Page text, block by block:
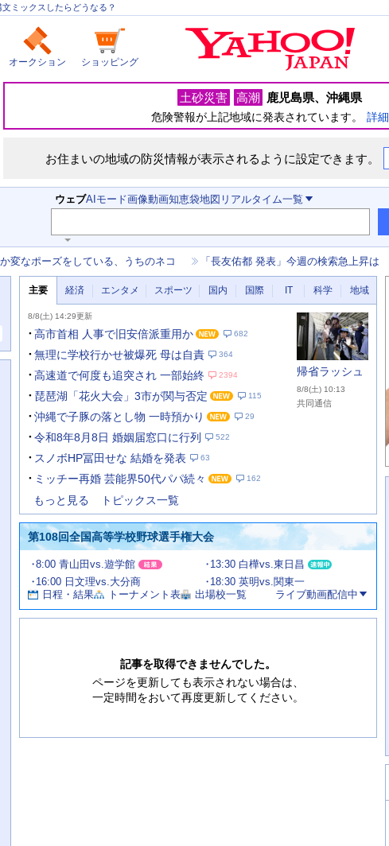
ミックスしたらどうなる？
オークション ショッピング
災
土砂災害 高潮 鹿児島県 沖縄県
危険警報が上記地域に発表されています。 詳細
お住まいの地域の防災情報が表示されるように設定できます。
検
索
ウェブAIモード画像動画知恵袋地図 リアルタイム一覧
ワ
ー
力
補
助
を
開
く
変なポーズをしている、うちのネコ 「長友佑都 発表」今週の検索急上昇は
ュ
ス
主要 経済 エンタメ スポーツ 国内 国際 IT 科学 地域
要
ニ
ー
8/8(土) 14:29更新
高市首相 人事で旧安倍派重用か 682
無理に学校行かせ被爆死 母は自責 364
高速道で何度も追突され 一部始終 2394
琵琶湖「花火大会」3市が関与否定 115
沖縄で子豚の落とし物 一時預かり 29
令和8年8月8日 婚姻届窓口に行列 522
スノボHP冨田せな 結婚を発表 63
ミッチー再婚 芸能界50代パパ続々 162
帰省ラッシュ
8/8(土) 10:13
共同通信
もっと見る トピックス一覧
第108回全国高等学校野球選手権大会
試
合
情
報
8:00 青山田vs.遊学館
13:30 白樺vs.東日昌
16:00 日文理vs.大分商
18:30 英明vs.関東一
日程・結果
トーナメント表 出場校一覧 ライブ動画配信中
お
す
記事を取得できませんでした。
ページを更新しても表示されない場合は、
一定時間をおいて再度更新してください。